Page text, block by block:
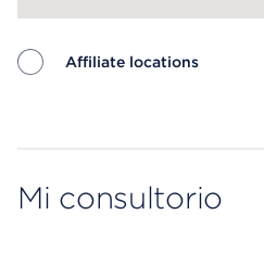
Affiliate locations
Mi consultorio